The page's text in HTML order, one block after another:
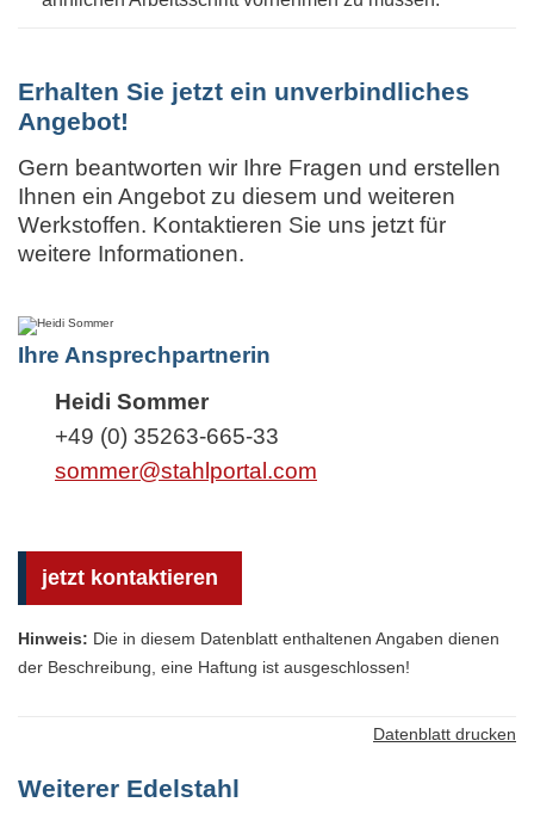
Erhalten Sie jetzt ein unverbindliches
Angebot!
Gern beantworten wir Ihre Fragen und erstellen
Ihnen ein Angebot zu diesem und weiteren
Werkstoffen. Kontaktieren Sie uns jetzt für
weitere Informationen.
Ihre Ansprechpartnerin
Heidi Sommer
+49 (0) 35263-665-33
sommer@stahlportal.com
jetzt kontaktieren
Hinweis: Die in diesem Datenblatt enthaltenen Angaben dienen
der Beschreibung, eine Haftung ist ausgeschlossen!
Datenblatt drucken
Weiterer Edelstahl